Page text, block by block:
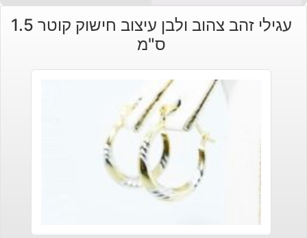
עגילי זהב צהוב ולבן עיצוב חישוק קוטר 1.5
ס"מ